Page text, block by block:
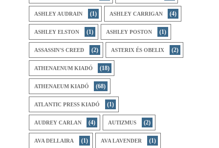
ASHLEY AUDRAIN (1) ASHLEY CARRIGAN (4)
ASHLEY ELSTON (1) ASHLEY POSTON (1)
ASSASSIN'S CREED (2) ASTERIX ÉS OBELIX (2)
ATHENAENUM KIADÓ (18)
ATHENAEUM KIADÓ (68)
ATLANTIC PRESS KIADÓ (1)
AUDREY CARLAN (4) AUTIZMUS (2)
AVA DELLAIRA (1) AVA LAVENDER (1)